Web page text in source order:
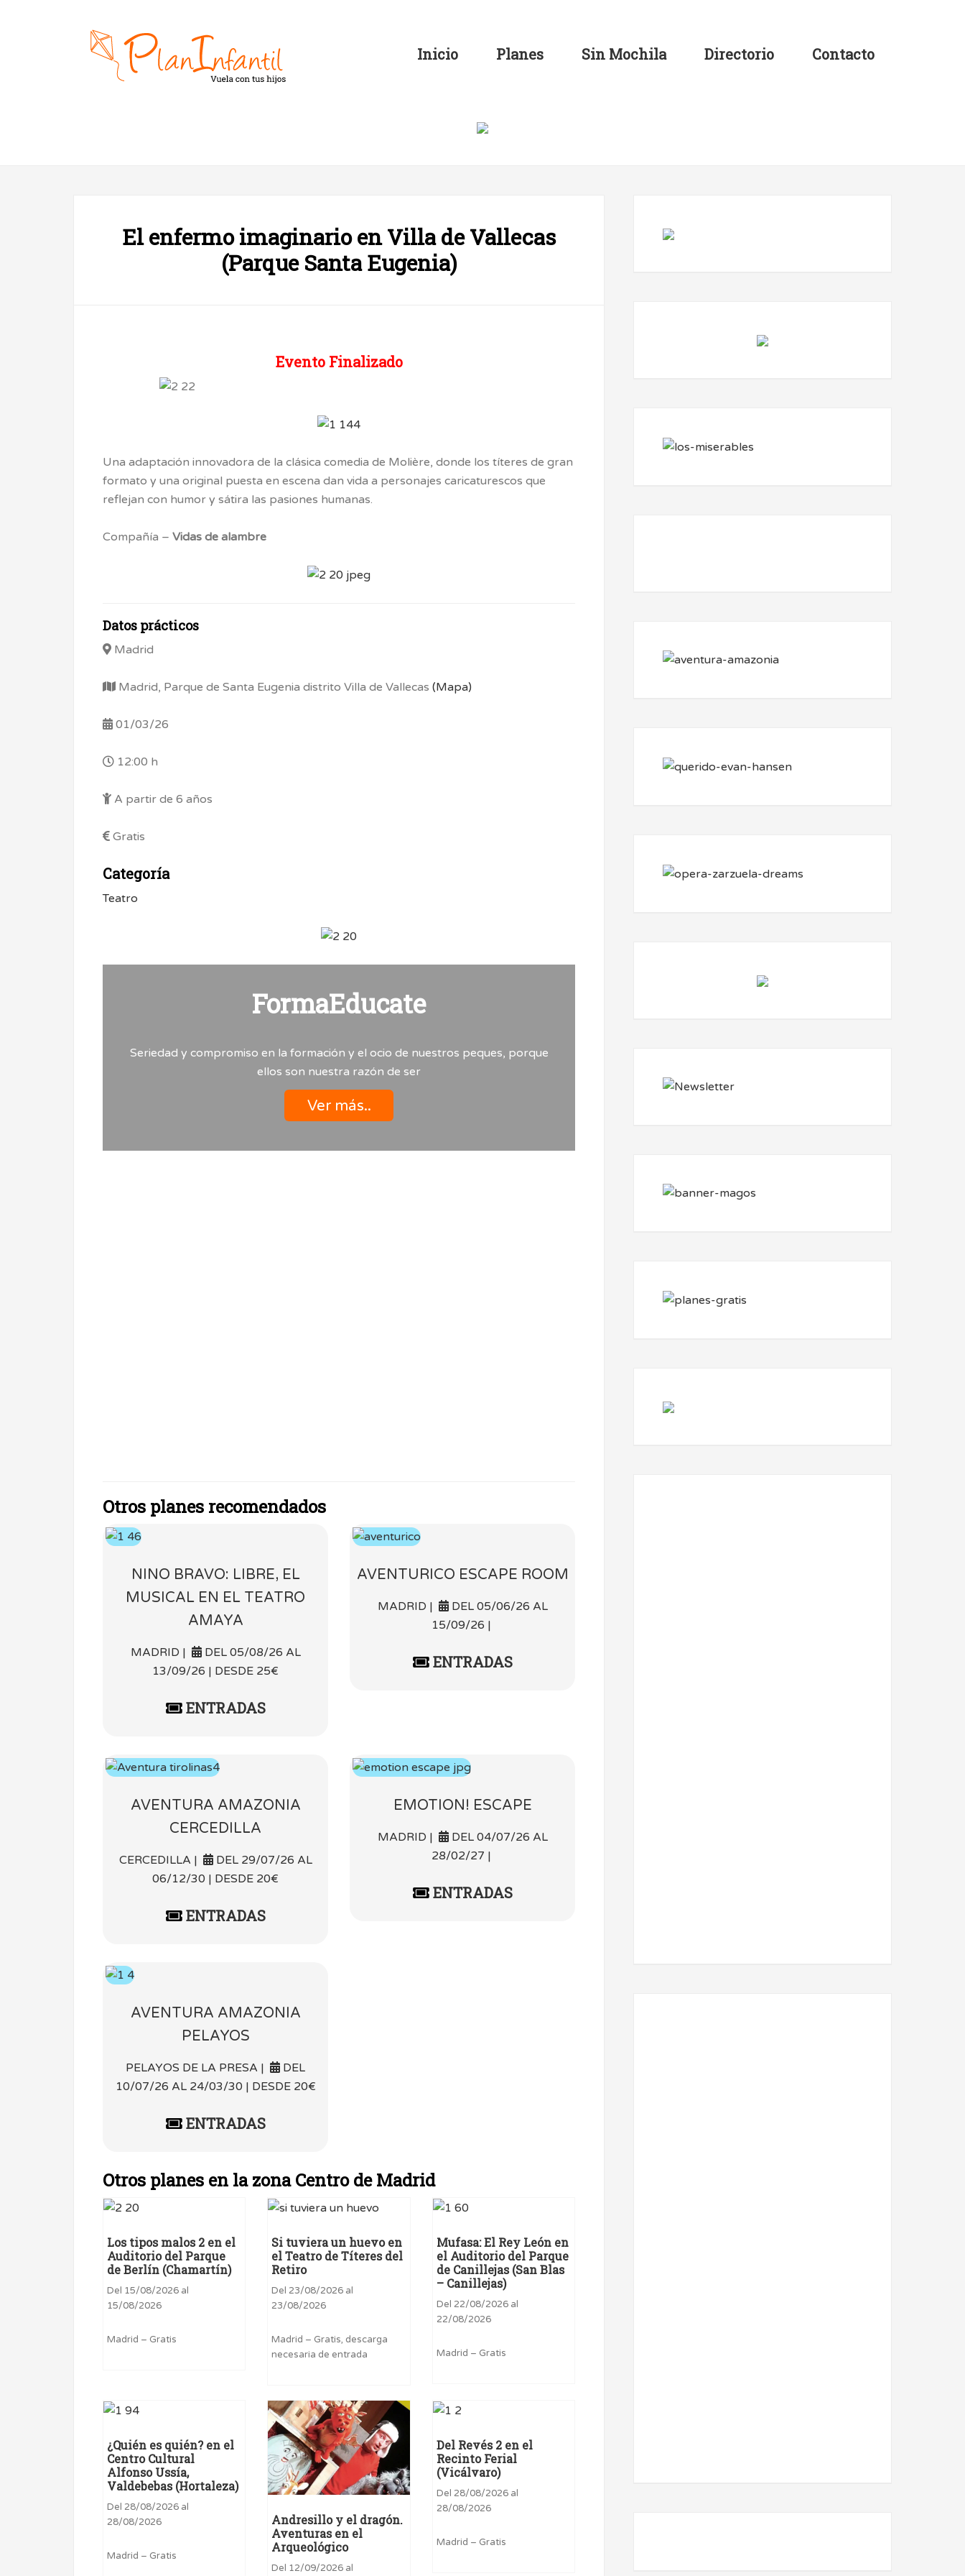
Inicio Planes Sin Mochila Directorio Contacto
El enfermo imaginario en Villa de Vallecas
(Parque Santa Eugenia)
Evento Finalizado
Una adaptación innovadora de la clásica comedia de Molière, donde los títeres de gran
formato y una original puesta en escena dan vida a personajes caricaturescos que
reflejan con humor y sátira las pasiones humanas.
Compañía – Vidas de alambre
Datos prácticos
Madrid
Madrid, Parque de Santa Eugenia distrito Villa de Vallecas (Mapa)
01/03/26
12:00 h
A partir de 6 años
Gratis
Categoría
Teatro
FormaEducate
Seriedad y compromiso en la formación y el ocio de nuestros peques, porque
ellos son nuestra razón de ser
Ver más..
Otros planes recomendados
NINO BRAVO: LIBRE, EL
MUSICAL EN EL TEATRO
AMAYA
MADRID |
DEL 05/08/26 AL
13/09/26 | DESDE 25€
ENTRADAS
AVENTURICO ESCAPE ROOM
MADRID |
DEL 05/06/26 AL
15/09/26 |
ENTRADAS
AVENTURA AMAZONIA
CERCEDILLA
CERCEDILLA |
DEL 29/07/26 AL
06/12/30 | DESDE 20€
ENTRADAS
EMOTION! ESCAPE
MADRID |
DEL 04/07/26 AL
28/02/27 |
ENTRADAS
AVENTURA AMAZONIA
PELAYOS
PELAYOS DE LA PRESA |
DEL
10/07/26 AL 24/03/30 | DESDE 20€
ENTRADAS
Otros planes en la zona Centro de Madrid
Los tipos malos 2 en el
Auditorio del Parque
de Berlín (Chamartín)
Del 15/08/2026 al
15/08/2026
Madrid – Gratis
Si tuviera un huevo en
el Teatro de Títeres del
Retiro
Del 23/08/2026 al
23/08/2026
Madrid – Gratis, descarga
necesaria de entrada
Mufasa: El Rey León en
el Auditorio del Parque
de Canillejas (San Blas
– Canillejas)
Del 22/08/2026 al
22/08/2026
Madrid – Gratis
¿Quién es quién? en el
Centro Cultural
Alfonso Ussía,
Valdebebas (Hortaleza)
Del 28/08/2026 al
28/08/2026
Madrid – Gratis
Andresillo y el dragón.
Aventuras en el
Arqueológico
Del 12/09/2026 al
Del Revés 2 en el
Recinto Ferial
(Vicálvaro)
Del 28/08/2026 al
28/08/2026
Madrid – Gratis